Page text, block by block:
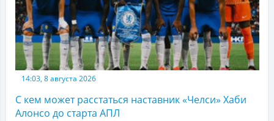
14:03, 8 августа 2026
С кем может расстаться наставник «Челси» Хаби
Алонсо до старта АПЛ